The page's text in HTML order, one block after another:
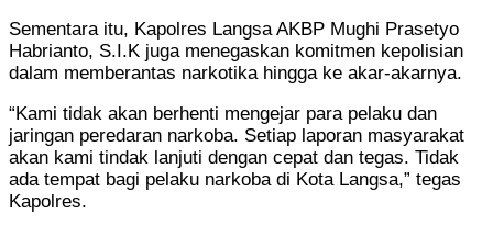
Sementara itu, Kapolres Langsa AKBP Mughi Prasetyo
Habrianto, S.I.K juga menegaskan komitmen kepolisian
dalam memberantas narkotika hingga ke akar-akarnya.
“Kami tidak akan berhenti mengejar para pelaku dan
jaringan peredaran narkoba. Setiap laporan masyarakat
akan kami tindak lanjuti dengan cepat dan tegas. Tidak
ada tempat bagi pelaku narkoba di Kota Langsa,” tegas
Kapolres.